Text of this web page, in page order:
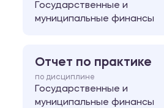
Государственные и
муниципальные финансы
Отчет по практике
по дисциплине
Государственные и
муниципальные финансы